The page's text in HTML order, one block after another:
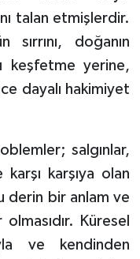
talan etmişlerdir.
sırrını, doğanın
keşfetme yerine,
dayalı hakimiyet
salgınlar,
karşıya olan
derin bir anlam ve
Küresel
ve kendinden